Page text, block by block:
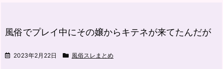
風俗でプレイ中にその嬢からキテネが来てたんだが
2023年2月22日 風俗スレまとめ